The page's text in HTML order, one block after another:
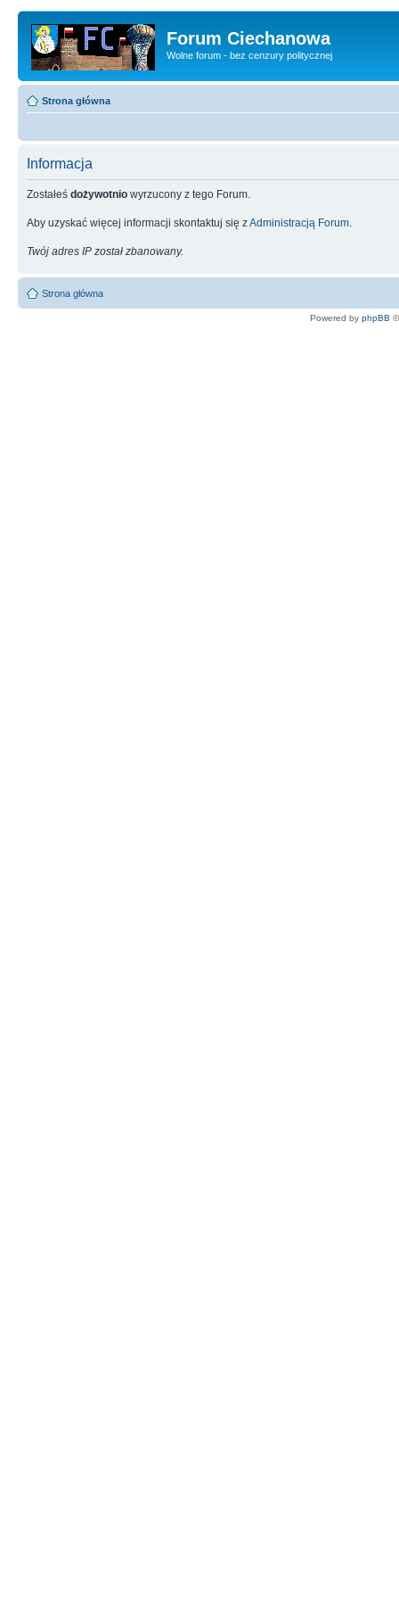
Forum Ciechanowa
Wolne forum - bez cenzury politycznej
Strona główna
Informacja
Zostałeś dożywotnio wyrzucony z tego Forum.
Aby uzyskać więcej informacji skontaktuj się zAdministracją Forum
Twój adres IP został zbanowany.
Strona główna
Powered by phpBB